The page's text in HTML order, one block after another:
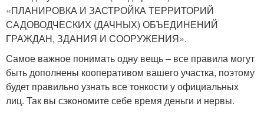
«ПЛАНИРОВКА И ЗАСТРОЙКА ТЕРРИТОРИЙ
САДОВОДЧЕСКИХ (ДАЧНЫХ) ОБЪЕДИНЕНИЙ
ГРАЖДАН, ЗДАНИЯ И СООРУЖЕНИЯ».
Самое важное понимать одну вещь – все правила могут
быть дополнены кооперативом вашего участка, поэтому
будет правильно узнать все тонкости у официальных
лиц. Так вы сэкономите себе время деньги и нервы.